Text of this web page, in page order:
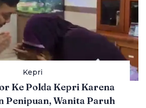
Kepri
Ke Polda Kepri Karena
Penipuan, Wanita Paruh